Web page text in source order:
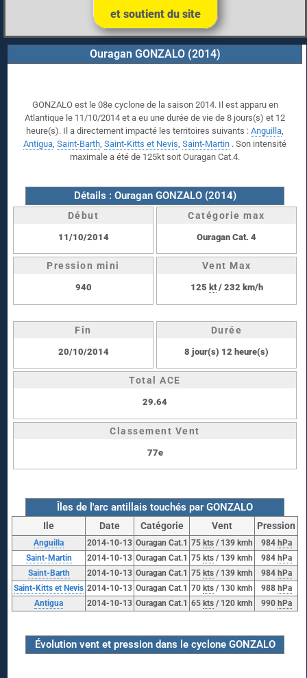
et soutient du site
Ouragan GONZALO (2014)
GONZALO est le 08e cyclone de la saison 2014. Il est apparu en
Atlantique le 11/10/2014 et a eu une durée de vie de 8 jours(s) et 12
heure(s). Il a directement impacté les territoires suivants : Anguilla
Antigua Saint-Barth Saint-Kitts et Nevis Saint-Martin . Son intensité
maximale a été de 125kt soit Ouragan Cat.4.
Détails : Ouragan GONZALO (2014)
Début
11/10/2014
Catégorie max
Ouragan Cat. 4
Pression mini
940
Vent Max
125 kt/ 232 km/h
Fin
20/10/2014
Durée
8 jour(s) 12 heure(s)
Total ACE
29.64
Classement Vent
77e
Îles de l'arc antillais touchés par GONZALO
Ile Date Catégorie Vent Pression
Anguilla 2014-10-13 Ouragan Cat.1 75 kts / 139 kmh 984 hPa
Saint-Martin
2014-10-13 Ouragan Cat.1 75 kts / 139 kmh 984 hPa
Saint-Barth
2014-10-13 Ouragan Cat.1 75 kts / 139 kmh 984 hPa
Saint-Kitts et Nevis 2014-10-13 Ouragan Cat.1 70 kts / 130 kmh 988 hPa
Antigua
2014-10-13 Ouragan Cat.1 65 kts / 120 kmh 990 hPa
Évolution vent et pression dans le cyclone GONZALO